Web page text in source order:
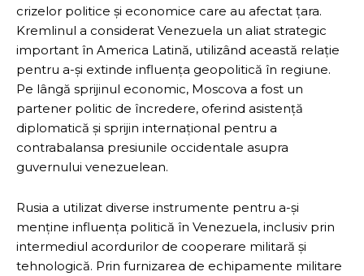
crizelor politice și economice care au afectat țara.
Kremlinul a considerat Venezuela un aliat strategic
important în America Latină, utilizând această relație
pentru a-și extinde influența geopolitică în regiune.
Pe lângă sprijinul economic, Moscova a fost un
partener politic de încredere, oferind asistență
diplomatică și sprijin internațional pentru a
contrabalansa presiunile occidentale asupra
guvernului venezuelean.
Rusia a utilizat diverse instrumente pentru a-și
menține influența politică în Venezuela, inclusiv prin
intermediul acordurilor de cooperare militară și
tehnologică. Prin furnizarea de echipamente militare